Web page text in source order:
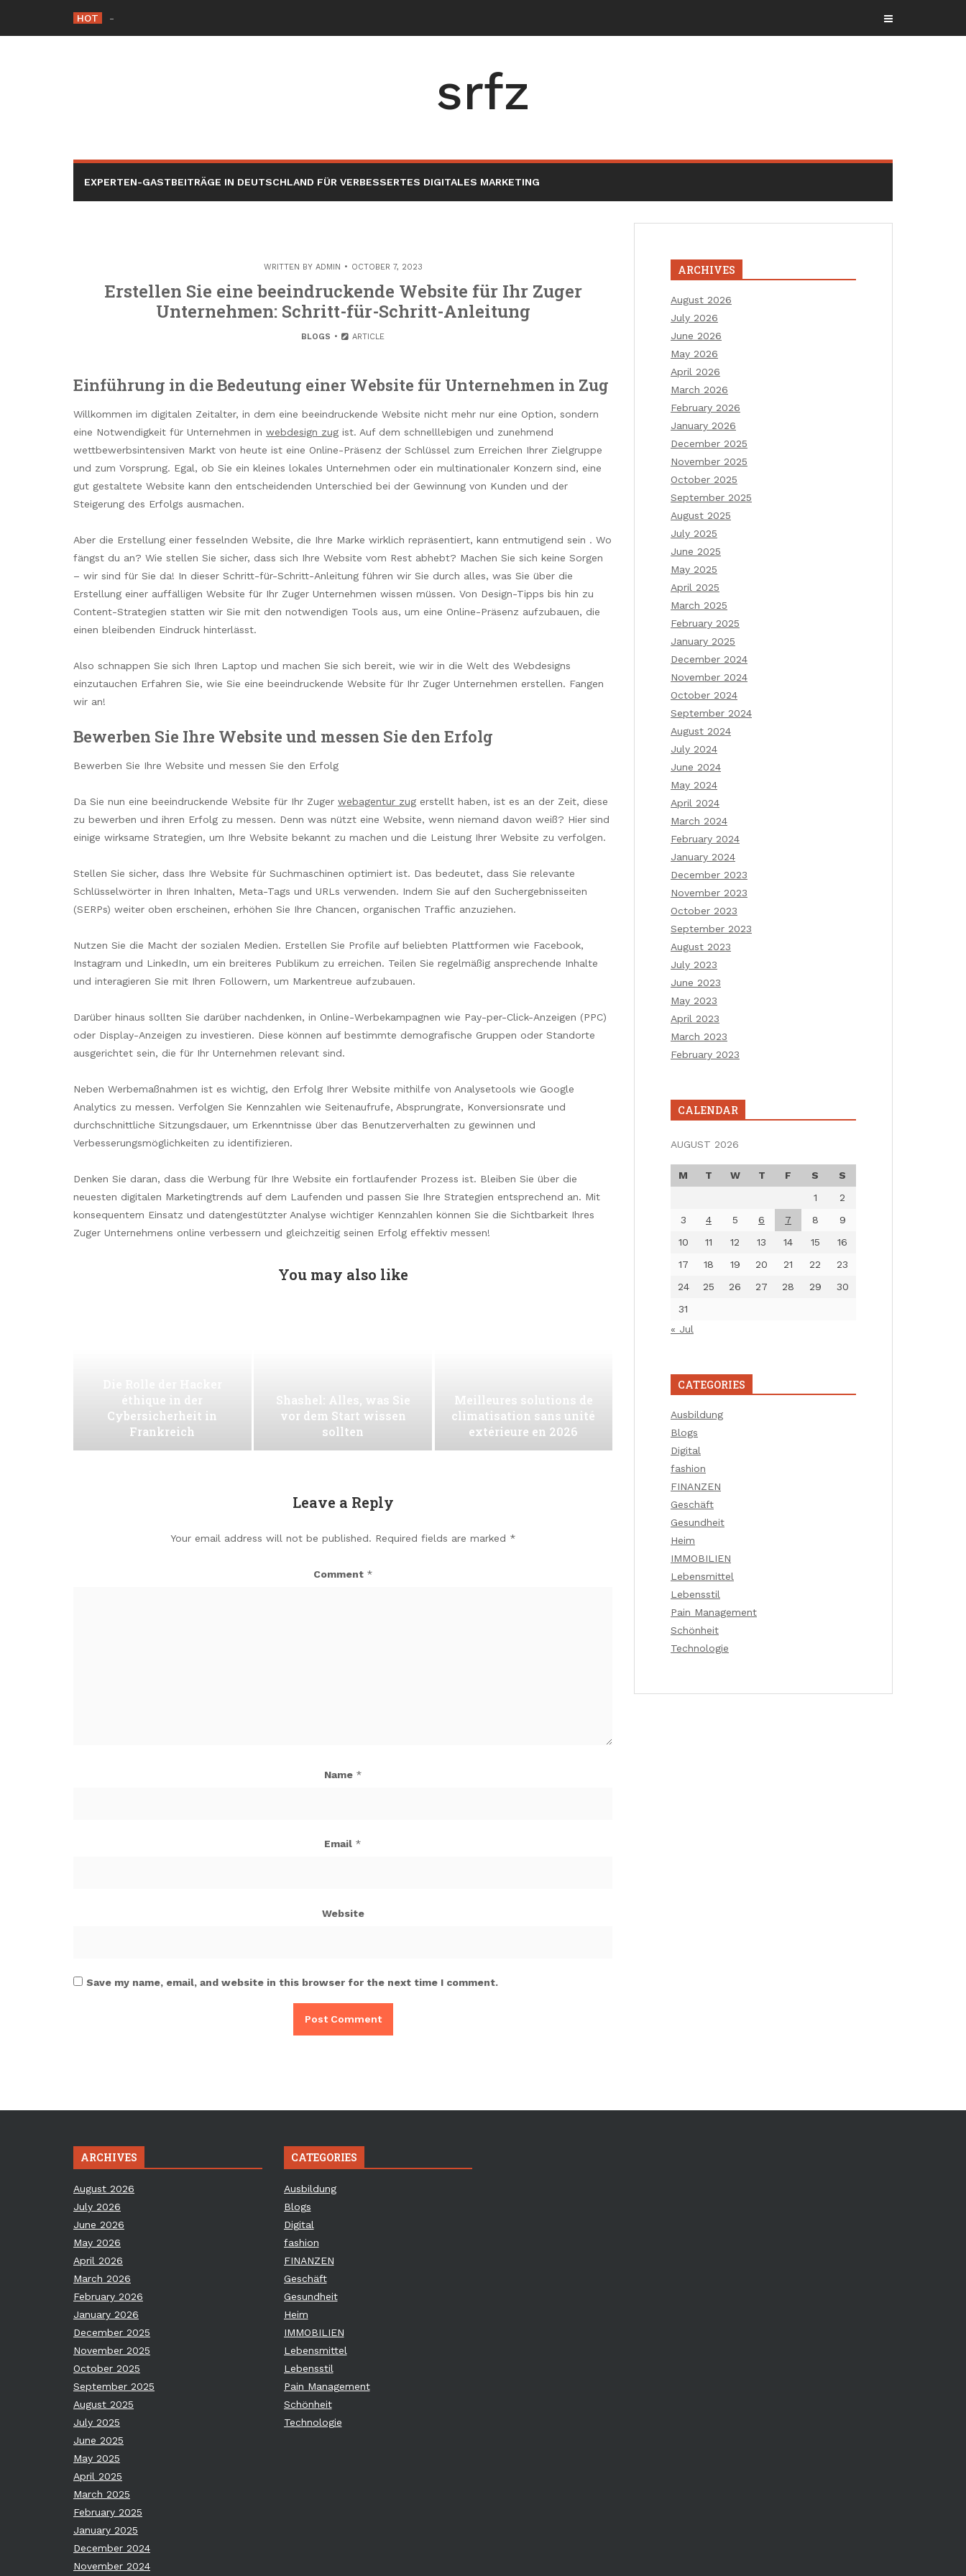
content
HOT Die Rolle der Hacker éthique in der Cybersicherheit i
srfz
EXPERTEN-GASTBEITRÄGE IN DEUTSCHLAND FÜR VERBESSERTES DIGITALES MARKETING
WRITTEN BY ADMIN OCTOBER 7, 2023
Erstellen Sie eine beeindruckende Website für Ihr Zuger
Unternehmen: Schritt-für-Schritt-Anleitung
BLOGS ARTICLE
Einführung in die Bedeutung einer Website für Unternehmen in Zug
Willkommen im digitalen Zeitalter, in dem eine beeindruckende Website nicht mehr nur eine Option, sondern
eine Notwendigkeit für Unternehmen in webdesign zug ist. Auf dem schnelllebigen und zunehmend
wettbewerbsintensiven Markt von heute ist eine Online-Präsenz der Schlüssel zum Erreichen Ihrer Zielgruppe
und zum Vorsprung. Egal, ob Sie ein kleines lokales Unternehmen oder ein multinationaler Konzern sind, eine
gut gestaltete Website kann den entscheidenden Unterschied bei der Gewinnung von Kunden und der
Steigerung des Erfolgs ausmachen.
Aber die Erstellung einer fesselnden Website, die Ihre Marke wirklich repräsentiert, kann entmutigend sein . Wo
fängst du an? Wie stellen Sie sicher, dass sich Ihre Website vom Rest abhebt? Machen Sie sich keine Sorgen
– wir sind für Sie da! In dieser Schritt-für-Schritt-Anleitung führen wir Sie durch alles, was Sie über die
Erstellung einer auffälligen Website für Ihr Zuger Unternehmen wissen müssen. Von Design-Tipps bis hin zu
Content-Strategien statten wir Sie mit den notwendigen Tools aus, um eine Online-Präsenz aufzubauen, die
einen bleibenden Eindruck hinterlässt.
Also schnappen Sie sich Ihren Laptop und machen Sie sich bereit, wie wir in die Welt des Webdesigns
einzutauchen Erfahren Sie, wie Sie eine beeindruckende Website für Ihr Zuger Unternehmen erstellen. Fangen
wir an!
Bewerben Sie Ihre Website und messen Sie den Erfolg
Bewerben Sie Ihre Website und messen Sie den Erfolg
Da Sie nun eine beeindruckende Website für Ihr Zuger webagentur zug erstellt haben, ist es an der Zeit, diese
zu bewerben und ihren Erfolg zu messen. Denn was nützt eine Website, wenn niemand davon weiß? Hier sind
einige wirksame Strategien, um Ihre Website bekannt zu machen und die Leistung Ihrer Website zu verfolgen.
Stellen Sie sicher, dass Ihre Website für Suchmaschinen optimiert ist. Das bedeutet, dass Sie relevante
Schlüsselwörter in Ihren Inhalten, Meta-Tags und URLs verwenden. Indem Sie auf den Suchergebnisseiten
(SERPs) weiter oben erscheinen, erhöhen Sie Ihre Chancen, organischen Traffic anzuziehen.
Nutzen Sie die Macht der sozialen Medien. Erstellen Sie Profile auf beliebten Plattformen wie Facebook,
Instagram und LinkedIn, um ein breiteres Publikum zu erreichen. Teilen Sie regelmäßig ansprechende Inhalte
und interagieren Sie mit Ihren Followern, um Markentreue aufzubauen.
Darüber hinaus sollten Sie darüber nachdenken, in Online-Werbekampagnen wie Pay-per-Click-Anzeigen (PPC)
oder Display-Anzeigen zu investieren. Diese können auf bestimmte demografische Gruppen oder Standorte
ausgerichtet sein, die für Ihr Unternehmen relevant sind.
Neben Werbemaßnahmen ist es wichtig, den Erfolg Ihrer Website mithilfe von Analysetools wie Google
Analytics zu messen. Verfolgen Sie Kennzahlen wie Seitenaufrufe, Absprungrate, Konversionsrate und
durchschnittliche Sitzungsdauer, um Erkenntnisse über das Benutzerverhalten zu gewinnen und
Verbesserungsmöglichkeiten zu identifizieren.
Denken Sie daran, dass die Werbung für Ihre Website ein fortlaufender Prozess ist. Bleiben Sie über die
neuesten digitalen Marketingtrends auf dem Laufenden und passen Sie Ihre Strategien entsprechend an. Mit
konsequentem Einsatz und datengestützter Analyse wichtiger Kennzahlen können Sie die Sichtbarkeit Ihres
Zuger Unternehmens online verbessern und gleichzeitig seinen Erfolg effektiv messen!
You may also like
éthique in der
Cybersicherheit in
Frankreich
Shashel: Alles, was Sie
vor dem Start wissen
sollten
Meilleures solutions de
climatisation sans unité
extérieure en 2026
Leave a Reply
Your email address will not be published. Required fields are marked *
Comment *
Name *
Email *
Website
Save my name, email, and website in this browser for the next time I comment.
ARCHIVES
August 2026
July 2026
June 2026
May 2026
April 2026
March 2026
February 2026
January 2026
December 2025
November 2025
October 2025
September 2025
August 2025
July 2025
June 2025
May 2025
April 2025
March 2025
February 2025
January 2025
December 2024
November 2024
October 2024
September 2024
August 2024
July 2024
June 2024
May 2024
April 2024
March 2024
February 2024
January 2024
December 2023
November 2023
October 2023
September 2023
August 2023
July 2023
June 2023
May 2023
April 2023
March 2023
February 2023
CALENDAR
AUGUST 2026
M T W T F S
S
1
2
3
4 5 6 7 8
9
10
11 12 13 14 15
16
17
18 19 20 21 22
23
24
25 26 27 28 29
30
31
« Jul
CATEGORIES
Ausbildung
Blogs
Digital
fashion
FINANZEN
Geschäft
Gesundheit
Heim
IMMOBILIEN
Lebensmittel
Lebensstil
Pain Management
Schönheit
Technologie
ARCHIVES
August 2026
July 2026
June 2026
May 2026
April 2026
March 2026
February 2026
January 2026
December 2025
November 2025
October 2025
September 2025
August 2025
July 2025
June 2025
May 2025
April 2025
March 2025
February 2025
January 2025
December 2024
November 2024
CATEGORIES
Ausbildung
Blogs
Digital
fashion
FINANZEN
Geschäft
Gesundheit
Heim
IMMOBILIEN
Lebensmittel
Lebensstil
Pain Management
Schönheit
Technologie